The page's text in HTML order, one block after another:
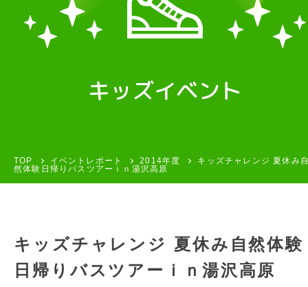
親バカグラム 動画コンテンツ キッズイベント
読み聞かせ・出前授業
ハロー
子育て応援隊！
キッズイベント
TOP イベントレポート 2014年度
キッズチャレンジ 夏休み
然体験日帰りバスツアーｉｎ湯沢高原
キッズチャレンジ 夏休み自然体験
日帰りバスツアーｉｎ湯沢高原